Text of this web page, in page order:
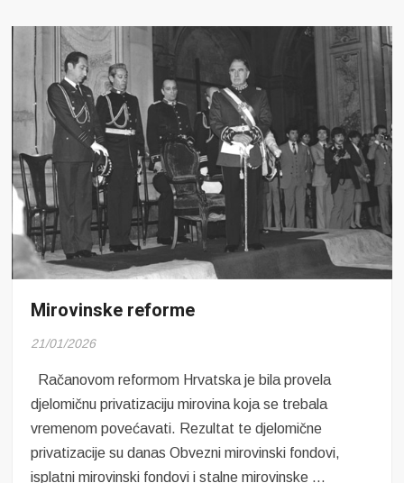
Mirovinske reforme
21/01/2026
Račanovom reformom Hrvatska je bila provela
djelomičnu privatizaciju mirovina koja se trebala
vremenom povećavati. Rezultat te djelomične
privatizacije su danas Obvezni mirovinski fondovi,
isplatni mirovinski fondovi i stalne mirovinske …